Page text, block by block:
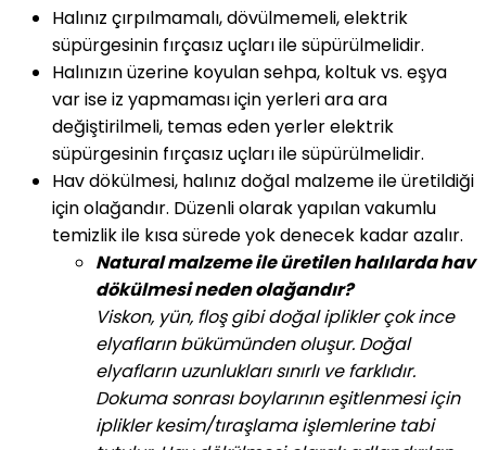
Halınız çırpılmamalı, dövülmemeli, elektrik
süpürgesinin fırçasız uçları ile süpürülmelidir.
Halınızın üzerine koyulan sehpa, koltuk vs. eşya
var ise iz yapmaması için yerleri ara ara
değiştirilmeli, temas eden yerler elektrik
süpürgesinin fırçasız uçları ile süpürülmelidir.
Hav dökülmesi, halınız doğal malzeme ile üretildiği
için olağandır. Düzenli olarak yapılan vakumlu
temizlik ile kısa sürede yok denecek kadar azalır.
Natural malzeme ile üretilen halılarda hav
dökülmesi neden olağandır?
Viskon, yün, floş gibi doğal iplikler çok ince
elyafların bükümünden oluşur. Doğal
elyafların uzunlukları sınırlı ve farklıdır.
Dokuma sonrası boylarının eşitlenmesi için
iplikler kesim/tıraşlama işlemlerine tabi